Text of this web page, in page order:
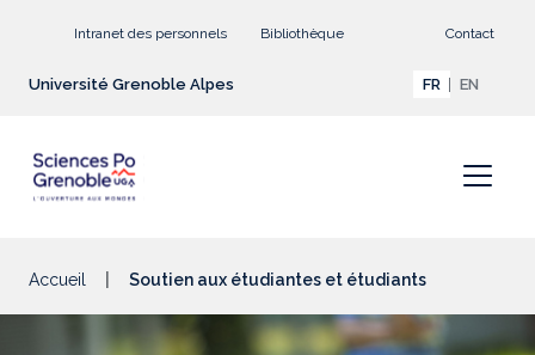
Intranet des personnels Bibliothèque Contact
Université Grenoble Alpes FR EN
Accueil Soutien aux étudiantes et étudiants